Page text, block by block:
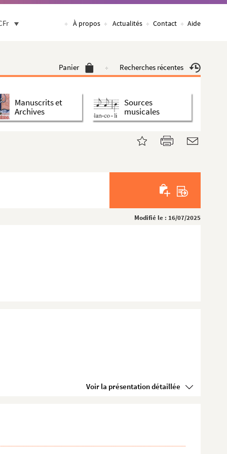
À propos Actualités Contact Aide
Panier Recherches récentes
Manuscrits et
Archives
Sources
musicales
Modifié le : 16/07/2025
Voir la présentation détaillée